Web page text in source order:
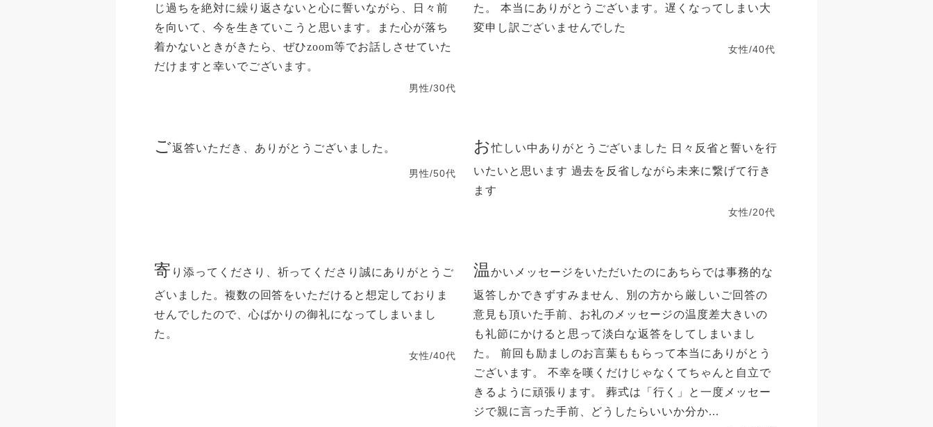
じ過ちを絶対に繰り返さないと心に誓いながら、日々前
を向いて、今を生きていこうと思います。また心が落ち
着かないときがきたら、ぜひzoom等でお話しさせていた
だけますと幸いでございます。
男性/30代
た。 本当にありがとうございます。遅くなってしまい大
変申し訳ございませんでした
女性/40代
ご返答いただき、ありがとうございました。
男性/50代
お忙しい中ありがとうございました 日々反省と誓いを行
いたいと思います 過去を反省しながら未来に繋げて行き
ます
女性/20代
寄 り添ってくださり、祈ってくださり誠にありがとうご
ざいました。複数の回答をいただけると想定しておりま
せんでしたので、心ばかりの御礼になってしまいまし
た。
女性/40代
温かいメッセージをいただいたのにあちらでは事務的な
返答しかできずすみません、別の方から厳しいご回答の
意見も頂いた手前、お礼のメッセージの温度差大きいの
も礼節にかけると思って淡白な返答をしてしまいまし
た。 前回も励ましのお言葉ももらって本当にありがとう
ございます。 不幸を嘆くだけじゃなくてちゃんと自立で
きるように頑張ります。 葬式は「行く」と一度メッセー
ジで親に言った手前、どうしたらいいか分か...